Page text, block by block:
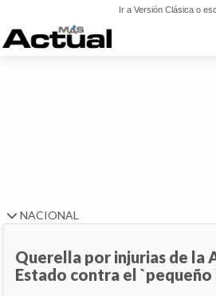
Ir a Versión Clásica o
NACIONAL
Querella por injurias de la
Estado contra el `pequeño